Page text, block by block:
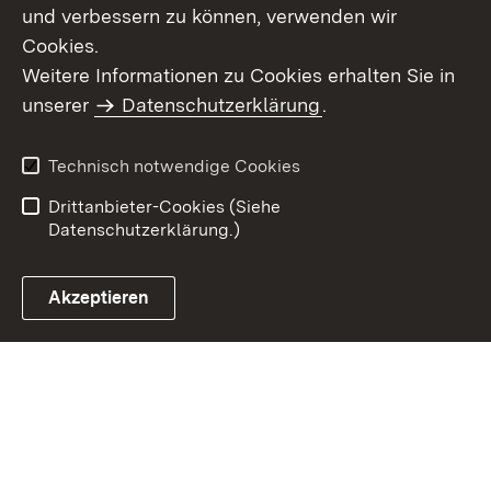
Benutzungshinweise
Erklärung zur
und verbessern zu können, verwenden wir
Cookies.
Weitere Informationen zu Cookies erhalten Sie in
unserer
Datenschutzerklärung.
Technisch notwendige Cookies
Drittanbieter-Cookies (Siehe
Datenschutzerklärung.)
Akzeptieren